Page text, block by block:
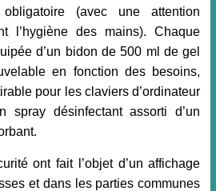
(avec une attention
l’hygiène des mains). Chaque
d’un bidon de 500 ml de gel
en fonction des besoins,
pour les claviers d’ordinateur
spray désinfectant assorti d’un
ont fait l’objet d’un affichage
et dans les parties communes